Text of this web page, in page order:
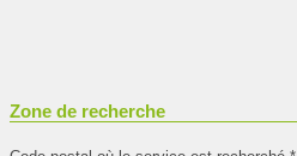
Zone de recherche